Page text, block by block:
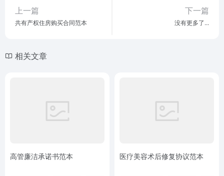
上一篇
共有产权住房购买合同范本
下一篇
没有更多了...
相关文章
高管廉洁承诺书范本 医疗美容术后修复协议范本